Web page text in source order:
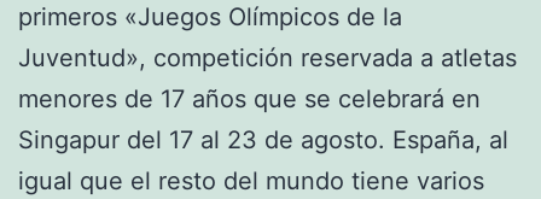
primeros «Juegos Olímpicos de la
Juventud», competición reservada a atletas
menores de 17 años que se celebrará en
Singapur del 17 al 23 de agosto. España, al
igual que el resto del mundo tiene varios